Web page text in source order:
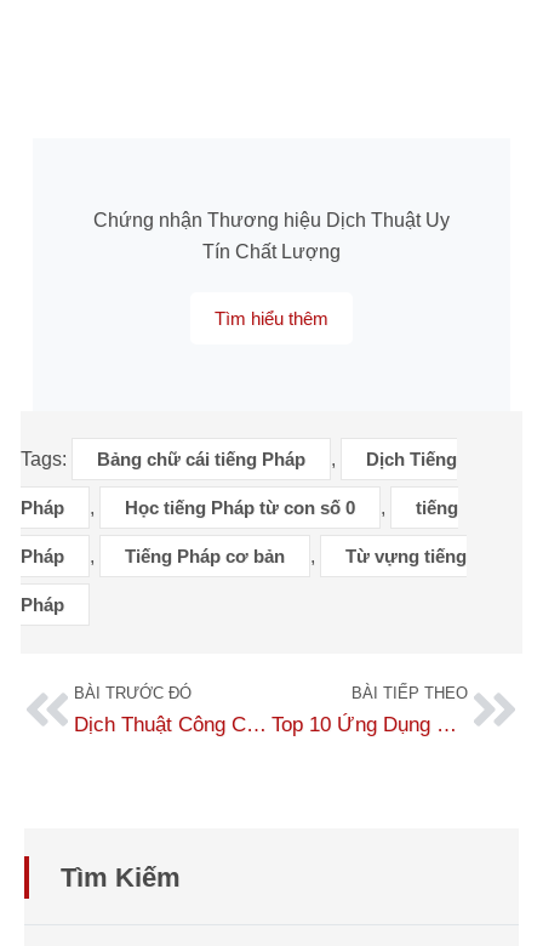
Chứng nhận Thương hiệu Dịch Thuật Uy
Tín Chất Lượng
Tìm hiểu thêm
Tags: Bảng chữ cái tiếng Pháp , Dịch Tiếng
Pháp , Học tiếng Pháp từ con số 0 , tiếng
Pháp , Tiếng Pháp cơ bản , Từ vựng tiếng
Pháp
BÀI TRƯỚC ĐÓ
Dịch Thuật Công Chứng Tiếng Pháp Lấy Nhanh, Giá Rẻ – Báo Giá 2025
BÀI TIẾP THEO
Top 10 Ứng Dụng Học Tiếng Pháp Tốt Nhất Hiện Nay
Tìm Kiếm